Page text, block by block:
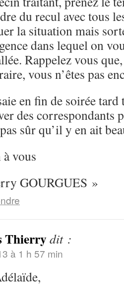
du recul avec tous
la situation mais
dans lequel on
Rappelez vous
vous n’êtes pas
en fin de soirée
des correspondants
sûr qu’il y en ait
vous
GOURGUES »
Thierrydit :
à 1 h 57 min